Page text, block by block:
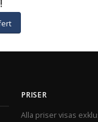
PRISER
Alla priser visas